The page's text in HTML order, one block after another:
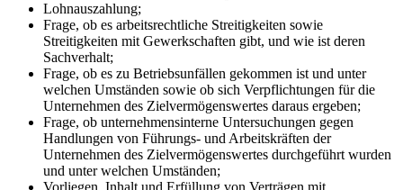
Lohnauszahlung;
Frage, ob es arbeitsrechtliche Streitigkeiten sowie
Streitigkeiten mit Gewerkschaften gibt, und wie ist deren
Sachverhalt;
Frage, ob es zu Betriebsunfällen gekommen ist und unter
welchen Umständen sowie ob sich Verpflichtungen für die
Unternehmen des Zielvermögenswertes daraus ergeben;
Frage, ob unternehmensinterne Untersuchungen gegen
Handlungen von Führungs- und Arbeitskräften der
Unternehmen des Zielvermögenswertes durchgeführt wurden
und unter welchen Umständen;